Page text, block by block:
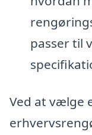
passer til
Ved at vælge